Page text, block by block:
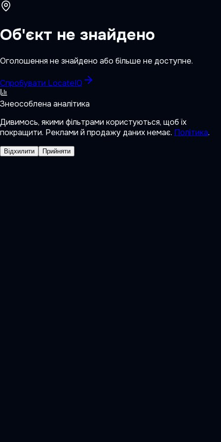
Об'єкт не знайдено
Оголошення не знайдено або більше не доступне.
Спробувати LocateIQ
Знеособлена аналітика
Дивимось, якими фільтрами користуються, щоб їх
покращити. Реклами й продажу даних немає. Політика.
Відхилити Прийняти